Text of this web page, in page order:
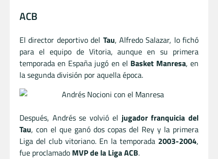
ACB
El director deportivo del Tau, Alfredo Salazar, lo fichó
para el equipo de Vitoria, aunque en su primera
temporada en España jugó en el Basket Manresa, en
la segunda división por aquella época.
Después, Andrés se volvió el jugador franquicia del
Tau, con el que ganó dos copas del Rey y la primera
Liga del club vitoriano. En la temporada 2003-2004,
fue proclamado MVP de la Liga ACB.